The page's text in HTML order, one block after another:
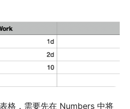
格，需要先在 Numbers 中将